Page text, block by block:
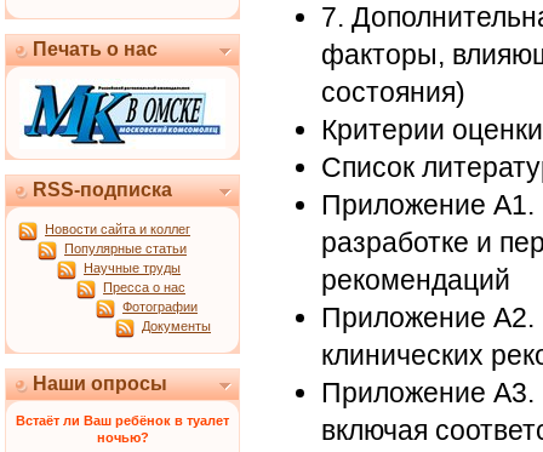
Печать о нас
RSS-подписка
Новости сайта и коллег
Популярные статьи
Научные труды
Пресса о нас
Фотографии
Документы
Наши опросы
Встаёт ли Ваш ребёнок в туалет
ночью?
7.
факторы,
состояния)
Критерии
Список
Приложение А1.
разработке и
рекомендаций
Приложение А2.
клинических
Приложение
включая